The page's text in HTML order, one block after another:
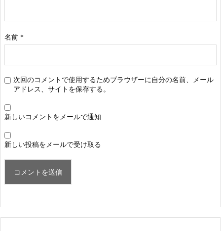
名前 *
次回のコメントで使用するためブラウザーに自分の名前、メール
アドレス、サイトを保存する。
新しいコメントをメールで通知
新しい投稿をメールで受け取る